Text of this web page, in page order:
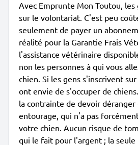
Avec Emprunte Mon Toutou, les
sur le volontariat. C'est peu
seulement de payer un
réalité pour la Garantie Frais
l'assistance vétérinaire
non les personnes à qui vous
chien. Si les gens s'inscrivent
ont envie de s'occuper de
la contrainte de devoir
entourage, qui n'a pas
votre chien. Aucun risque de
qui le fait pour l'argent ; la